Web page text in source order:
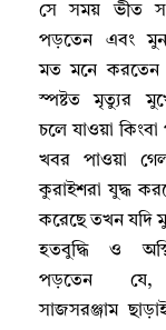
সে সময় ভীত
পড়তেন এবং
মত মনে করতেন
স্পষ্টত মৃত্যুর
চলে যাওয়া
খবর পাওয়া
কুরাইশরা যুদ্ধ
করেছে তখন যদি
হতবুদ্ধি ও
পড়তেন যে
সাজসরঞ্জাম